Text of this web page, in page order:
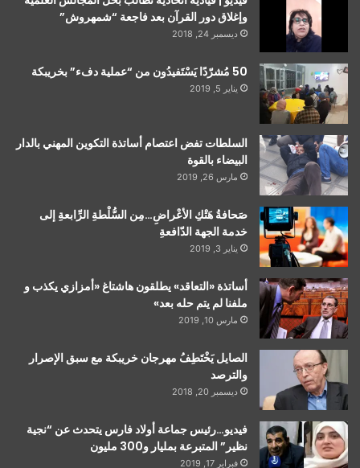
وإغلاق دور القرآن بعد فاجعة “شمهروش”
ديسمبر 24, 2018
50 مُشرّدًا يَسْتَفيدُون من “عملية دفء” بخريبكة
يناير 5, 2019
السلطات تفض اعتصام أساتذة التكوين المهني بالدار
البيضاء بالقوة
مارس 26, 2019
صَحافةُ هَتْكِ الأعْراضِ…مِن السُّلْطةِ الرِّابعةِ إلى
خدمة الجهة الدّافعةِ
يناير 3, 2019
أساتذة «التعاقد» يطلقون هاشتاغ «أمزازي يكذب و
ملفنا لم يتم حله بعد»
مارس 10, 2019
الصايل يَخْتَطِفُ مهرجان خريبكة مع سبق الإصرار
والترصد
ديسمبر 20, 2018
فيديو…رئيس جماعة أولاد فارس يتحدث عن “نجية
نظير” المتبرعة بمليار و300 مليون
فبراير 17, 2019